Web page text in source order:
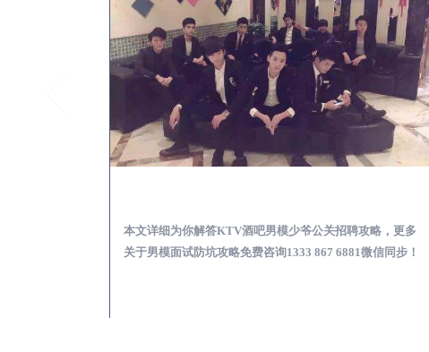
本文详细为你解答怎么选择男模场消费体验安全靠谱，更
多男模型男场玩乐攻略免费咨询1333 867 6881微信同步